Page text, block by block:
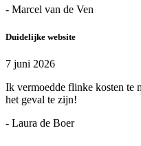
- Marcel van de Ven
Duidelijke website
7 juni 2026
Ik vermoedde flinke kosten te
het geval te zijn!
- Laura de Boer